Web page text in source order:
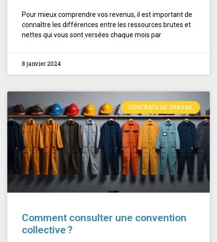
Pour mieux comprendre vos revenus, il est important de
connaître les différences entre les ressources brutes et
nettes qui vous sont versées chaque mois par
8 janvier 2024
CONTRATS DE TRAVAIL
Comment consulter une convention
collective ?